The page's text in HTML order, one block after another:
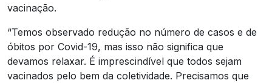
vacinação.
“Temos observado redução no número de casos e de
óbitos por Covid-19, mas isso não significa que
devamos relaxar. É imprescindível que todos sejam
vacinados pelo bem da coletividade. Precisamos que